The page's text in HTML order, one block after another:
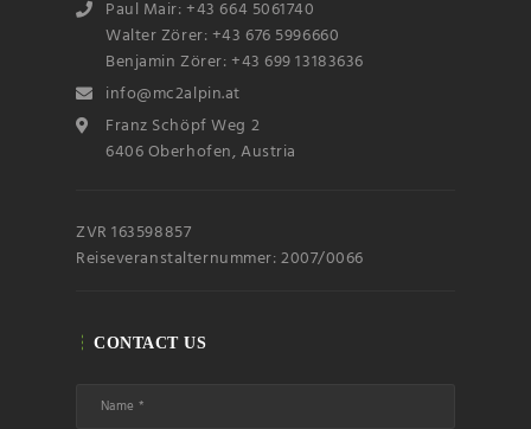
Paul Mair: +43 664 5061740
Walter Zörer: +43 676 5996660
Benjamin Zörer: +43 699 13183636
info@mc2alpin.at
Franz Schöpf Weg 2
6406 Oberhofen, Austria
ZVR 163598857
Reiseveranstalternummer: 2007/0066
CONTACT US